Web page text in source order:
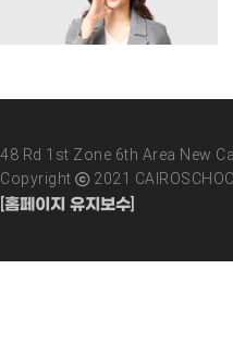
48 Rd 1st Zone 6th Area New
Copyright ⓒ 2021
[홈페이지 유지보수]